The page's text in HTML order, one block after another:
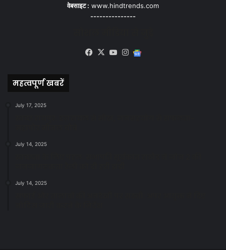
वेबसाइट : www.hindtrends.com
---------------
Facebook
X YouTubeInstagram
महत्वपूर्ण खबरें
July 17, 2025
July 14, 2025
July 14, 2025